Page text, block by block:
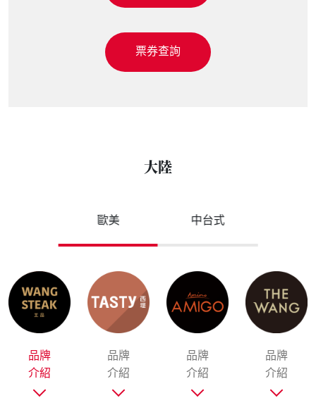
票券查詢
票券查詢
品牌
票券查詢
票券查詢
票券查詢
品牌官網
大陸
歐美 中台式
品牌
介紹
品牌
介紹
品牌
介紹
品牌
介紹
品牌
介紹